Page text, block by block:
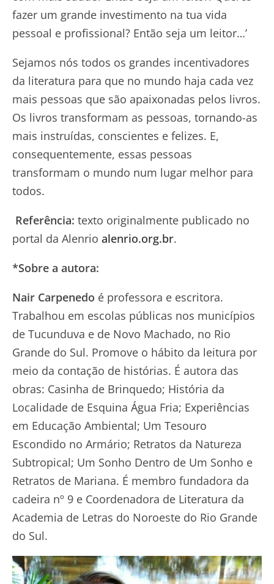
fazer um grande investimento na tua vida
pessoal e profissional? Então seja um leitor…’
Sejamos nós todos os grandes incentivadores
da literatura para que no mundo haja cada vez
mais pessoas que são apaixonadas pelos livros.
Os livros transformam as pessoas, tornando-as
mais instruídas, conscientes e felizes. E,
consequentemente, essas pessoas
transformam o mundo num lugar melhor para
todos.
Referência: texto originalmente publicado no
portal da Alenrio alenrio.org.br.
*Sobre a autora:
Nair Carpenedo é professora e escritora.
Trabalhou em escolas públicas nos municípios
de Tucunduva e de Novo Machado, no Rio
Grande do Sul. Promove o hábito da leitura por
meio da contação de histórias. É autora das
obras: Casinha de Brinquedo; História da
Localidade de Esquina Água Fria; Experiências
em Educação Ambiental; Um Tesouro
Escondido no Armário; Retratos da Natureza
Subtropical; Um Sonho Dentro de Um Sonho e
Retratos de Mariana. É membro fundadora da
cadeira nº 9 e Coordenadora de Literatura da
Academia de Letras do Noroeste do Rio Grande
do Sul.